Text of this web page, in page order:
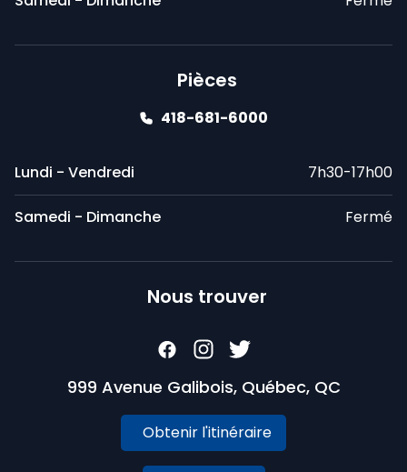
Pièces
418-681-6000
Lundi - Vendredi 7h30-17h00
Samedi - Dimanche Fermé
Nous trouver
999 Avenue Galibois, Québec, QC
Obtenir l'itinéraire